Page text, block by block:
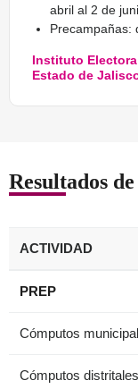
abril al 2 de
Precampañas:
Instituto
Estado de
Resultados
ACTIVIDAD
PREP
Cómputos
Cómputos distritales